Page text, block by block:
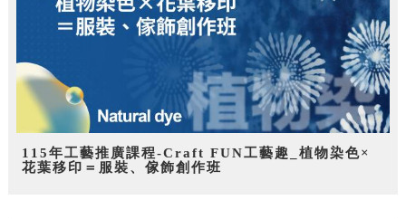
115年工藝推廣課程-Craft FUN工藝趣_植物染色×
花葉移印＝服裝、傢飾創作班